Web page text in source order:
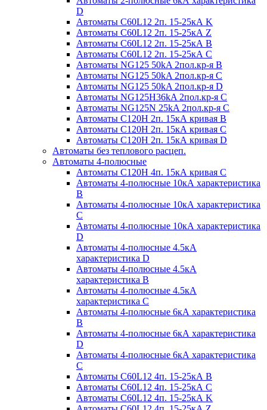
D
Автоматы C60L12 2п. 15-25кА K
Автоматы C60L12 2п. 15-25кА Z
Автоматы C60L12 2п. 15-25кА B
Автоматы C60L12 2п. 15-25кА C
Автоматы NG125 50kA 2пол.кр-я B
Автоматы NG125 50kA 2пол.кр-я C
Автоматы NG125 50kA 2пол.кр-я D
Автоматы NG125H36kA 2пол.кр-я C
Автоматы NG125N 25kA 2пол.кр-я C
Автоматы С120H 2п. 15кА кривая B
Автоматы С120H 2п. 15кА кривая C
Автоматы С120H 2п. 15кА кривая D
Автоматы без теплового расцеп.
Автоматы 4-полюсные
Автоматы С120H 4п. 15кА кривая C
Автоматы 4-полюсные 10кА характеристика
B
Автоматы 4-полюсные 10кА характеристика
C
Автоматы 4-полюсные 10кА характеристика
D
Автоматы 4-полюсные 4.5кА
характеристика D
Автоматы 4-полюсные 4.5кА
характеристика В
Автоматы 4-полюсные 4.5кА
характеристика С
Автоматы 4-полюсные 6кА характеристика
B
Автоматы 4-полюсные 6кА характеристика
D
Автоматы 4-полюсные 6кА характеристика
С
Автоматы C60L12 4п. 15-25кА B
Автоматы C60L12 4п. 15-25кА C
Автоматы C60L12 4п. 15-25кА K